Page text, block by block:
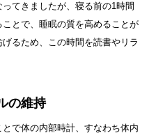
てきましたが、寝る前の1時間
とで、睡眠の質を高めることが
るため、この時間を読書やリラ
の維持
で体の内部時計、すなわち体内